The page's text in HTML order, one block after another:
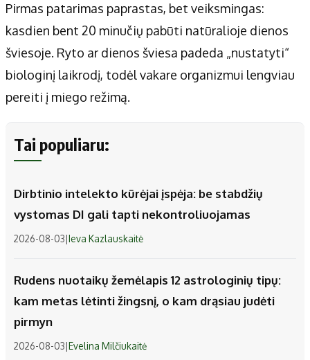
Pirmas patarimas paprastas, bet veiksmingas:
kasdien bent 20 minučių pabūti natūralioje dienos
šviesoje. Ryto ar dienos šviesa padeda „nustatyti“
biologinį laikrodį, todėl vakare organizmui lengviau
pereiti į miego režimą.
Tai populiaru:
Dirbtinio intelekto kūrėjai įspėja: be stabdžių
vystomas DI gali tapti nekontroliuojamas
2026-08-03|Ieva Kazlauskaitė
Rudens nuotaikų žemėlapis 12 astrologinių tipų:
kam metas lėtinti žingsnį, o kam drąsiau judėti
pirmyn
2026-08-03|Evelina Milčiukaitė